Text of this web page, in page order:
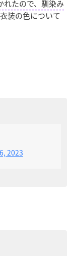
れたので、馴染み
装の色について
2023